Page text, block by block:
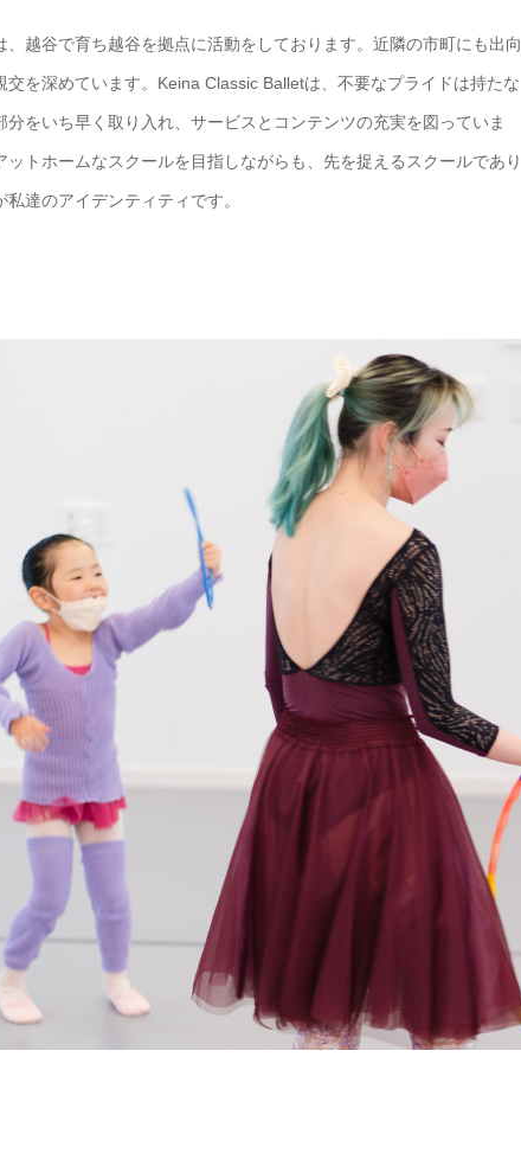
、越谷で育ち越谷を拠点に活動をしております。近隣の市町にも出向
交を深めています。Keina Classic Balletは、不要なプライドは持たな
分をいち早く取り入れ、サービスとコンテンツの充実を図っていま
ットホームなスクールを目指しながらも、先を捉えるスクールであり
達のアイデンティティです。